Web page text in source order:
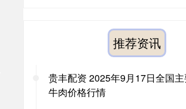
推荐资讯
贵丰配资 2025年9月17日全国
牛肉价格行情